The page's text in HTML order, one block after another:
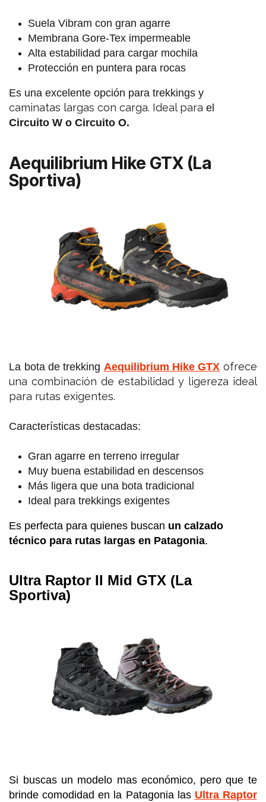
Suela Vibram con gran agarre
Membrana Gore-Tex impermeable
Alta estabilidad para cargar mochila
Protección en puntera para rocas
Es una excelente opción para trekkings y
caminatas largas con carga. Ideal para el
Circuito W o Circuito O.
Aequilibrium Hike GTX (La
Sportiva)
La bota de trekking Aequilibrium Hike GTX ofrece
una combinación de estabilidad y ligereza ideal
para rutas exigentes.
Características destacadas:
Gran agarre en terreno irregular
Muy buena estabilidad en descensos
Más ligera que una bota tradicional
Ideal para trekkings exigentes
Es perfecta para quienes buscan un calzado
técnico para rutas largas en Patagonia.
Ultra Raptor II Mid GTX (La
Sportiva)
Si buscas un modelo mas económico, pero que te
brinde comodidad en la Patagonia las Ultra Raptor